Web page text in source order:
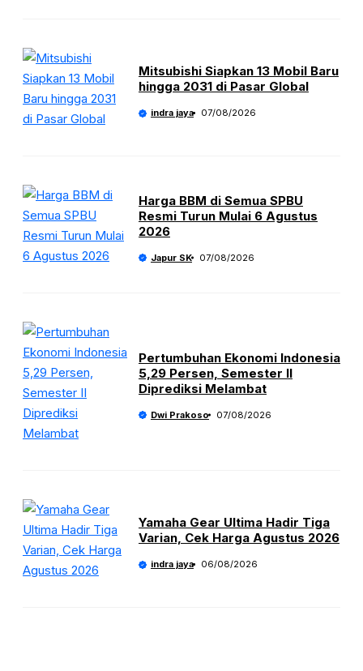
Mitsubishi Siapkan 13 Mobil Baru
hingga 2031 di Pasar Global
indra jaya 07/08/2026
Harga BBM di Semua SPBU
Resmi Turun Mulai 6 Agustus
2026
Japur SK 07/08/2026
Pertumbuhan Ekonomi Indonesia
5,29 Persen, Semester II
Diprediksi Melambat
Dwi Prakoso 07/08/2026
Yamaha Gear Ultima Hadir Tiga
Varian, Cek Harga Agustus 2026
indra jaya 06/08/2026